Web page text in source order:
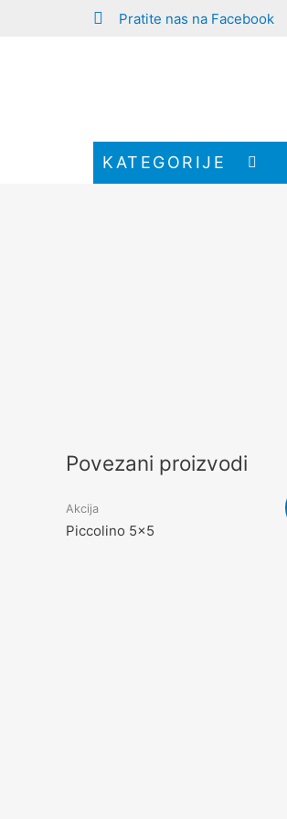
Pratite nas na Facebook
KATEGORIJE
Povezani proizvodi
Akcija
Piccolino 5×5